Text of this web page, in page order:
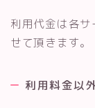
利用代金は各
せて頂きます。
利用料金以